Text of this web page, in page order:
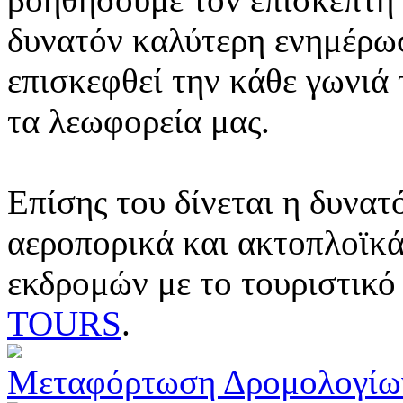
δυνατόν καλύτερη
επισκεφθεί την κάθε
τα λεωφορεία μας.
Επίσης του δίνεται η
αεροπορικά και
εκδρομών με το
TOURS.
Μεταφόρτωση